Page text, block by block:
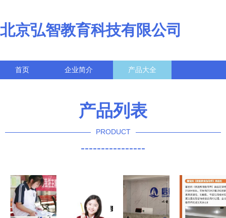
北京弘智教育科技有限公司
首页 企业简介 产品大全
产品列表
PRODUCT
----------------